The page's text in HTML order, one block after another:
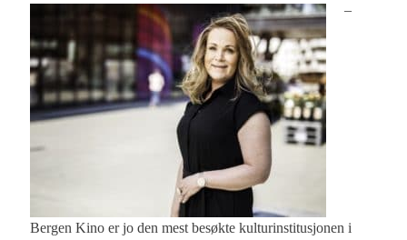
–
Bergen Kino er jo den mest besøkte kulturinstitusjonen i